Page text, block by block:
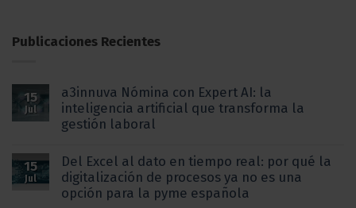
Publicaciones Recientes
15
Jul
a3innuva Nómina con Expert AI: la
inteligencia artificial que transforma la
gestión laboral
15
Jul
Del Excel al dato en tiempo real: por qué la
digitalización de procesos ya no es una
opción para la pyme española